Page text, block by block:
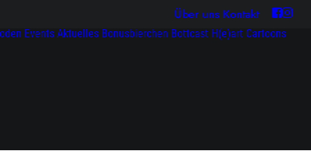
Über uns Kontakt
Events Aktuelles Bonusbierchen Bottcast H(e)art Cartoons